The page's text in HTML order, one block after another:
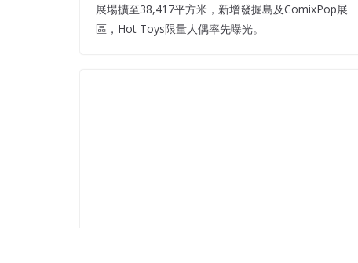
展場擴至38,417平方米，新增發掘島及ComixPop展
區，Hot Toys限量人偶率先曝光。